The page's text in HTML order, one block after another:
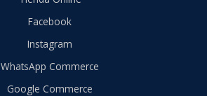
Facebook
Instagram
WhatsApp Commerce
Google Commerce